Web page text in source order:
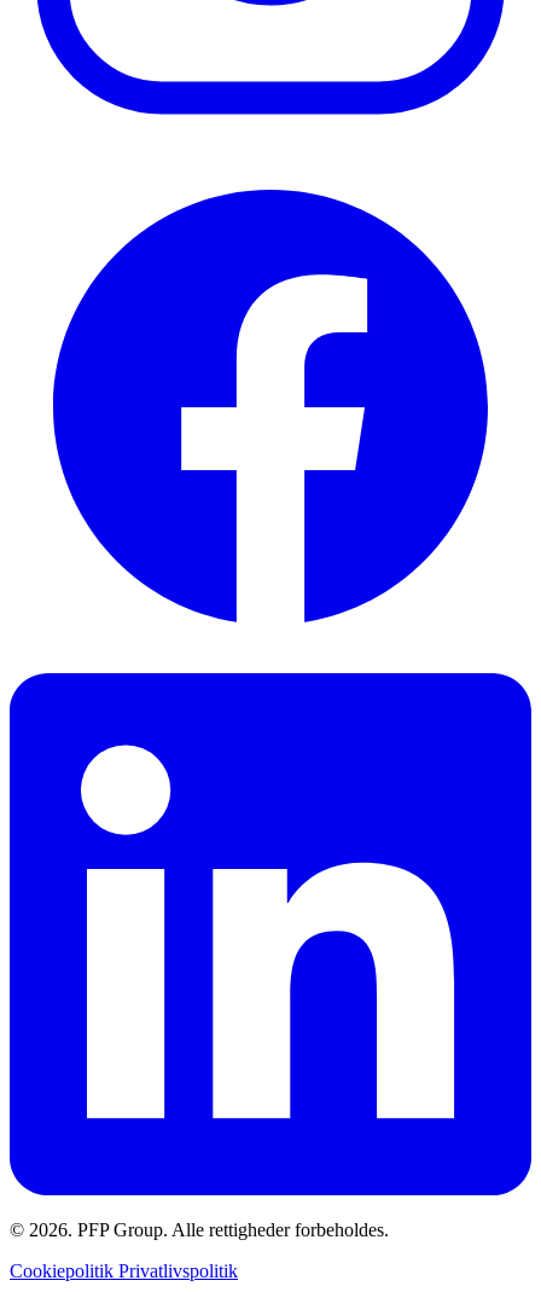
© 2026. PFP Group. Alle rettigheder forbeholdes.
Cookiepolitik Privatlivspolitik